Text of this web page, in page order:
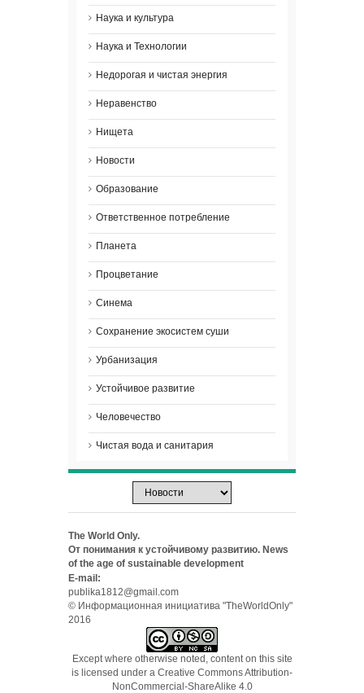
Наука и культура
Наука и Технологии
Недорогая и чистая энергия
Неравенство
Нищета
Новости
Образование
Ответственное потребление
Планета
Процветание
Синема
Сохранение экосистем суши
Урбанизация
Устойчивое развитие
Человечество
Чистая вода и санитария
The World Only.
От понимания к устойчивому развитию. News
of the age of sustainable development
E-mail:
publika1812@gmail.com
© Информационная инициатива "TheWorldOnly"
2016
Except where otherwise noted, content on this site
is licensed under a Creative Commons Attribution-
NonCommercial-ShareAlike 4.0